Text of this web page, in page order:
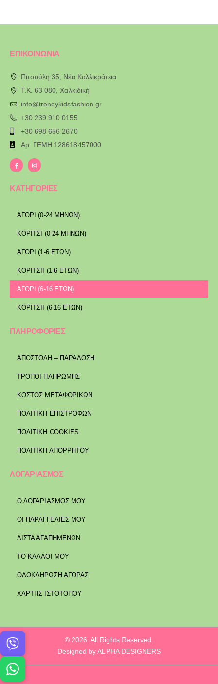
ΕΠΙΚΟΙΝΩΝΙΑ
Πιτσούλη 35, Νέα Καλλικράτεια
T.K. 63 080, Χαλκιδική
info@trendykidsfashion.gr
+30 239 910 0155
+30 698 656 2670
Αρ. ΓΕΜΗ 128618457000
ΚΑΤΗΓΟΡΙΕΣ
ΑΓΟΡΙ (0-24 ΜΗΝΩΝ)
ΚΟΡΙΤΣΙ (0-24 ΜΗΝΩΝ)
ΑΓΟΡΙ (1-6 ΕΤΩΝ)
ΚΟΡΙΤΣΙΙ (1-6 ΕΤΩΝ)
ΑΓΟΡΙ (6-16 ΕΤΩΝ)
ΚΟΡΙΤΣΙΙ (6-16 ΕΤΩΝ)
ΠΛΗΡΟΦΟΡΙΕΣ
ΑΠΟΣΤΟΛΉ – ΠΑΡΆΔΟΣΗ
ΤΡΌΠΟΙ ΠΛΗΡΩΜΉΣ
ΚΌΣΤΟΣ ΜΕΤΑΦΟΡΙΚΏΝ
ΠΟΛΙΤΙΚΉ ΕΠΙΣΤΡΟΦΏΝ
ΠΟΛΙΤΙΚΉ COOKIES
ΠΟΛΙΤΙΚΉ ΑΠΟΡΡΉΤΟΥ
ΛΟΓΑΡΙΑΣΜΟΣ
Ο ΛΟΓΑΡΙΑΣΜΟΣ ΜΟΥ
ΟΙ ΠΑΡΑΓΓΕΛΙΕΣ ΜΟΥ
ΛΙΣΤΑ ΑΓΑΠΗΜΕΝΩΝ
ΤΟ ΚΑΛΑΘΙ ΜΟΥ
ΟΛΟΚΛΗΡΩΣΗ ΑΓΟΡΑΣ
ΧΑΡΤΗΣ ΙΣΤΟΤΟΠΟΥ
© 2026. All Rights Reserved.
Designed by ALPHA DESIGNERS